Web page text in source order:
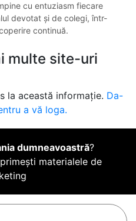
cu entuziasm fiecare
devotat și de colegi, într-
continuă.
multe site-uri
la această informație. Da-
a vă loga.
dumneavoastră?
materialele de